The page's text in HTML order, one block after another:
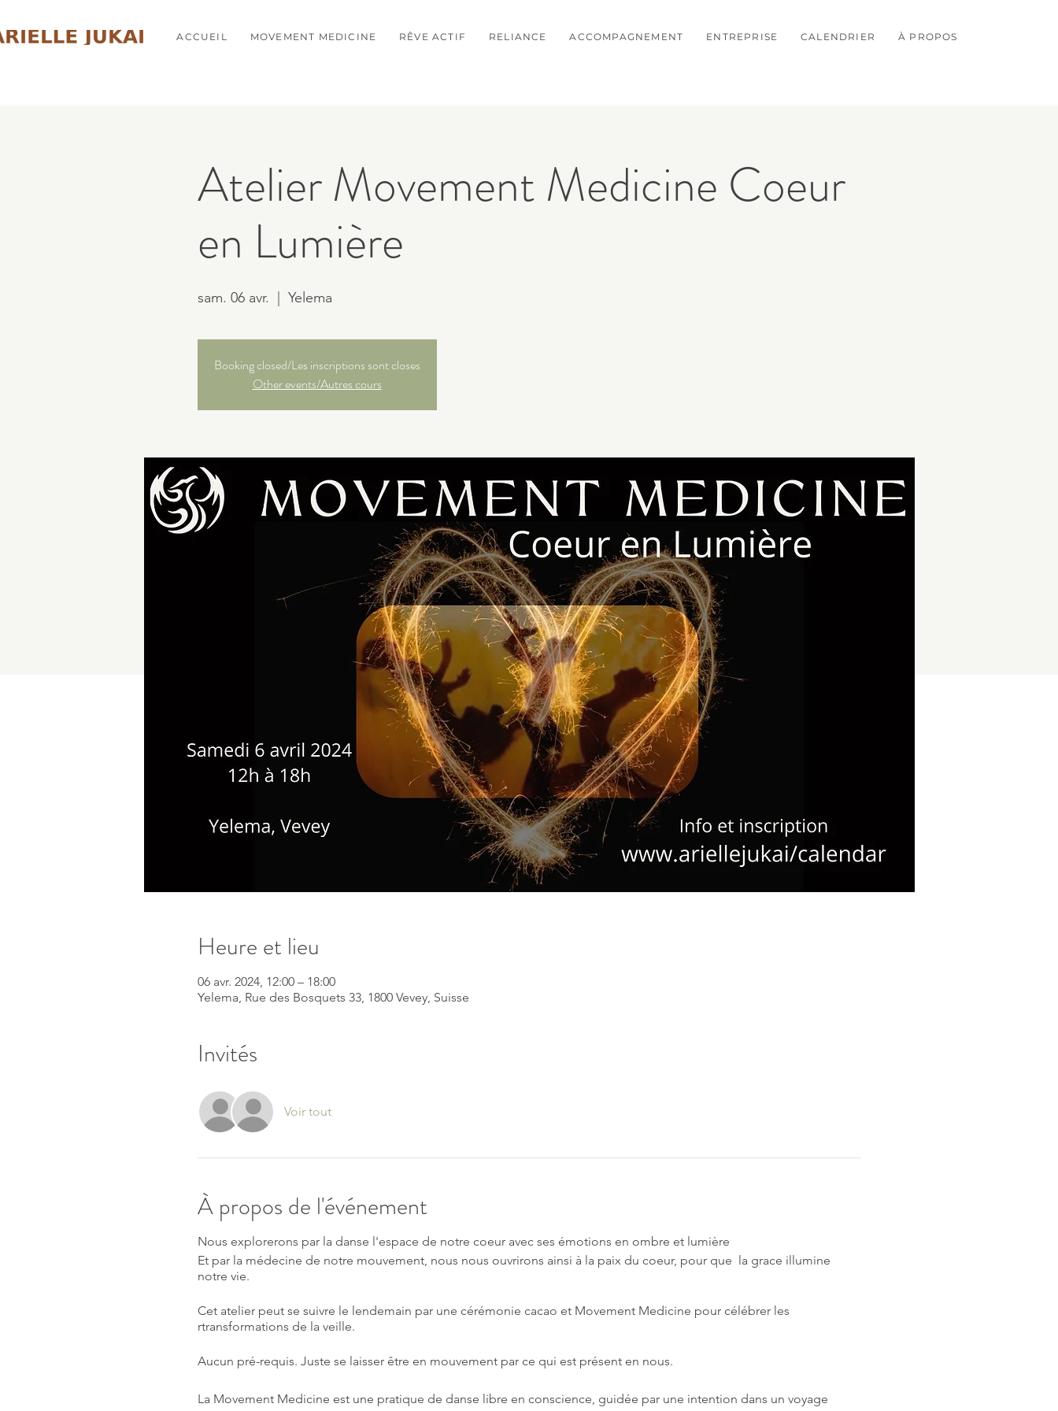
ACCUEIL MOVEMENT MEDICINE RÊVE ACTIF RELIANCE ACCOMPAGNEMENT ENTREPRISE CALENDRIER À PROPOS
Atelier Movement Medicine Coeur
en Lumière
sam. 06 avr. Yelema
Booking closed/Les inscriptions sont closes
Other events/Autres cours
Heure et lieu
06 avr. 2024, 12:00 – 18:00
Yelema, Rue des Bosquets 33, 1800 Vevey, Suisse
Invités
Voir tout
À propos de l'événement
Nous explorerons par la danse l'espace de notre coeur avec ses émotions en ombre et lumière
Et par la médecine de notre mouvement, nous nous ouvrirons ainsi à la paix du coeur, pour que la grace illumine
notre vie.
Cet atelier peut se suivre le lendemain par une cérémonie cacao et Movement Medicine pour célébrer les
rtransformations de la veille.
Aucun pré-requis. Juste se laisser être en mouvement par ce qui est présent en nous.
La Movement Medicine est une pratique de danse libre en conscience, guidée par une intention dans un voyage